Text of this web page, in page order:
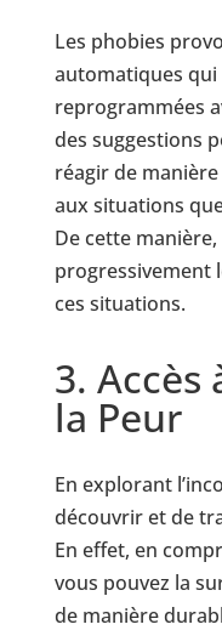
Les phobies
automatiques
reprogrammées
des suggestions
réagir de
aux situations
De cette
progressivement
ces situations.
3. Accès
la Peur
En explorant
découvrir et de
En effet, en
vous pouvez la
de manière